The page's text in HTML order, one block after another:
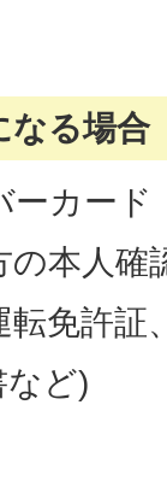
なる場合
ーカード
の本人確
転免許証
など)